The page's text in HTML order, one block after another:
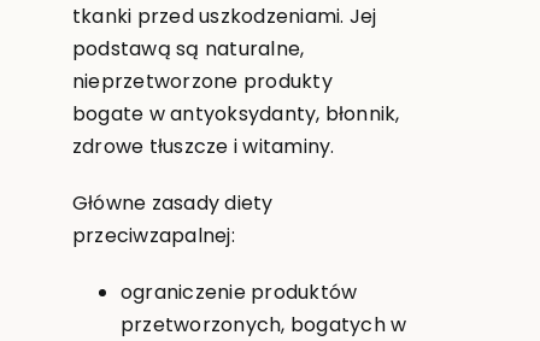
tkanki przed uszkodzeniami. Jej
podstawą są naturalne,
nieprzetworzone produkty
bogate w antyoksydanty, błonnik,
zdrowe tłuszcze i witaminy.
Główne zasady diety
przeciwzapalnej:
ograniczenie produktów
przetworzonych, bogatych w